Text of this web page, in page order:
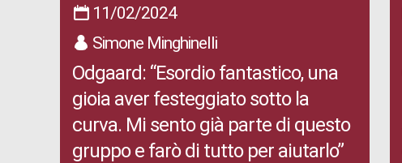
11/02/2024
Simone Minghinelli
Odgaard: “Esordio fantastico, una
gioia aver festeggiato sotto la
curva. Mi sento già parte di questo
gruppo e farò di tutto per aiutarlo”